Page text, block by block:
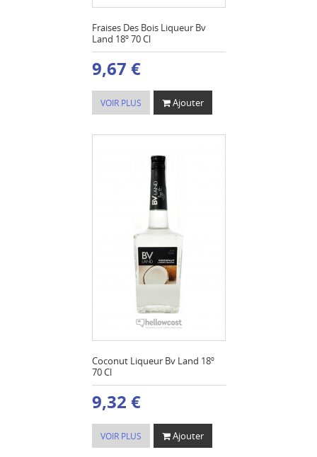
Fraises Des Bois Liqueur Bv
Land 18º 70 Cl
9,67 €
VOIR PLUS Ajouter
Coconut Liqueur Bv Land 18º
70 Cl
9,32 €
VOIR PLUS Ajouter